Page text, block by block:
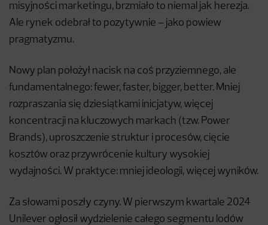
misyjności marketingu, brzmiało to niemal jak herezja.
Ale rynek odebrał to pozytywnie – jako powiew
pragmatyzmu.
Nowy plan położył nacisk na coś przyziemnego, ale
fundamentalnego: fewer, faster, bigger, better. Mniej
rozpraszania się dziesiątkami inicjatyw, więcej
koncentracji na kluczowych markach (tzw. Power
Brands), uproszczenie struktur i procesów, cięcie
kosztów oraz przywrócenie kultury wysokiej
wydajności. W praktyce: mniej ideologii, więcej wyników.
Za słowami poszły czyny. W pierwszym kwartale 2024
Unilever ogłosił wydzielenie całego segmentu lodów